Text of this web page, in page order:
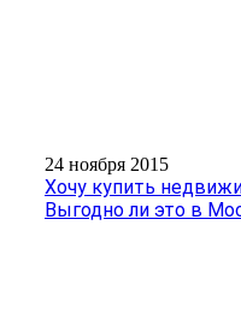
24 ноября 2015
Хочу купить
Выгодно ли это в